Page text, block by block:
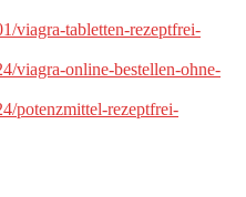
viagra-tabletten-rezeptfrei-
viagra-online-bestellen-ohne-
potenzmittel-rezeptfrei-